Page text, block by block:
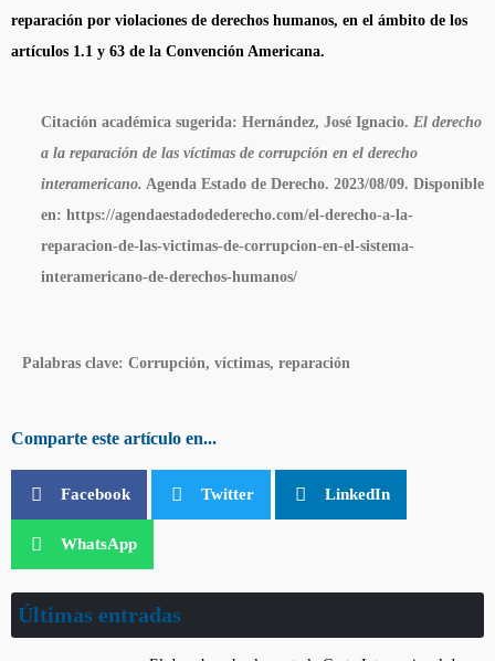
reparación por violaciones de derechos humanos, en el ámbito de los
artículos 1.1 y 63 de la Convención Americana.
Citación académica sugerida: Hernández, José Ignacio. El derecho
a la reparación de las víctimas de corrupción en el derecho
interamericano. Agenda Estado de Derecho. 2023/08/09. Disponible
en: https://agendaestadodederecho.com/el-derecho-a-la-
reparacion-de-las-victimas-de-corrupcion-en-el-sistema-
interamericano-de-derechos-humanos/
Palabras clave: Corrupción, víctimas, reparación
Comparte este artículo en...
Facebook Twitter LinkedIn
WhatsApp
Últimas entradas